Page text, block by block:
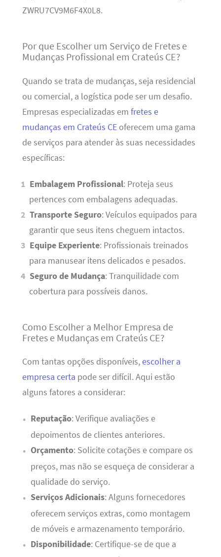
ZWRU7CV9M6F4X0L8.
Por que Escolher um Serviço de Fretes e
Mudanças Profissional em Crateús CE?
Quando se trata de mudanças, seja residencial
ou comercial, a logística pode ser um desafio.
Empresas especializadas em fretes e
mudanças em Crateús CEoferecem uma gama
de serviços para atender às suas necessidades
específicas:
Embalagem Profissional: Proteja seus
pertences com embalagens adequadas.
Transporte Seguro: Veículos equipados para
garantir que seus itens cheguem intactos.
Equipe Experiente: Profissionais treinados
para manusear itens delicados e pesados.
Seguro de Mudança: Tranquilidade com
cobertura para possíveis danos.
Como Escolher a Melhor Empresa de
Fretes e Mudanças em Crateús CE?
Com tantas opções disponíveis,escolher a
empresa certa pode ser difícil. Aqui estão
alguns fatores a considerar:
Reputação: Verifique avaliações e
depoimentos de clientes anteriores.
Orçamento: Solicite cotações e compare os
preços, mas não se esqueça de considerar a
qualidade do serviço.
Serviços Adicionais: Alguns fornecedores
oferecem serviços extras, como montagem
de móveis e armazenamento temporário.
Disponibilidade: Certifique-se de que a